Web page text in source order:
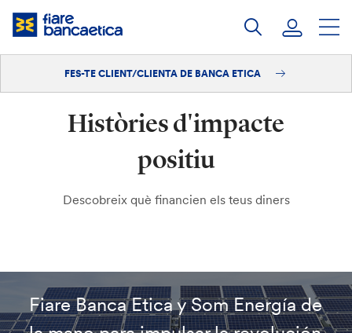
Salta
Iniciar sessió
Fes-te'n client/clienta
FES-TE CLIENT/CLIENTA DE BANCA ETICA
Històries d'impacte
positiu
Descobreix què financien els teus diners
Fiare Banca Etica y Som Energía de